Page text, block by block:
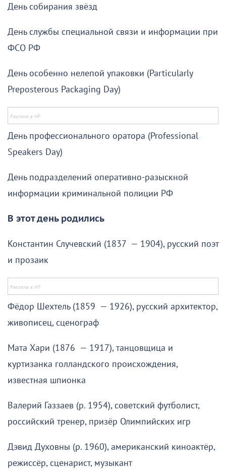
День собирания звёзд
День службы специальной связи и информации при
ФСО РФ
День особенно нелепой упаковки (Particularly
Preposterous Packaging Day)
День профессионального оратора (Professional
Speakers Day)
День подразделений оперативно-разыскной
информации криминальной полиции РФ
В этот день родились
Константин Случевский (1837 — 1904), русский поэт
и прозаик
Фёдор Шехтель (1859 — 1926), русский архитектор,
живописец, сценограф
Мата Хари (1876 — 1917), танцовщица и
куртизанка голландского происхождения,
известная шпионка
Валерий Газзаев (р. 1954), советский футболист,
российский тренер, призёр Олимпийских игр
Дэвид Духовны (р. 1960), американский киноактёр,
режиссёр, сценарист, музыкант